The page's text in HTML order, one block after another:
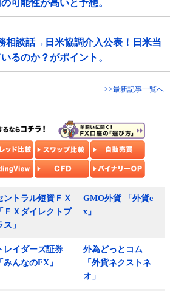
可能性が高いと予想。
相談話→日米協調介入公表！日米当
るのか？がポイント。
>>最新記事一覧へ
ントラル短資ＦＸ
「ＦＸダイレクトプ
ス」
GMO外貨 「外貨e
x」
レイダーズ証券
「みんなのFX」
外為どっとコム
「外貨ネクストネ
オ」